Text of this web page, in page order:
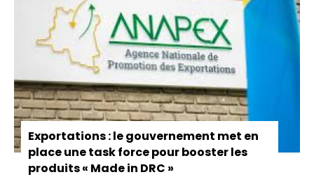
Exportations : le gouvernement met en
place une task force pour booster les
produits « Made in DRC »